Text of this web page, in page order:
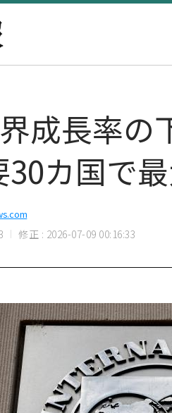
成長率
カ国で
修正 : 2026-07-09 00:16:33